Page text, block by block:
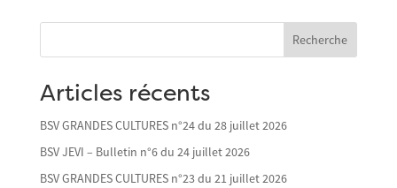
Recherche
Articles récents
BSV GRANDES CULTURES n°24 du 28 juillet 2026
BSV JEVI – Bulletin n°6 du 24 juillet 2026
BSV GRANDES CULTURES n°23 du 21 juillet 2026